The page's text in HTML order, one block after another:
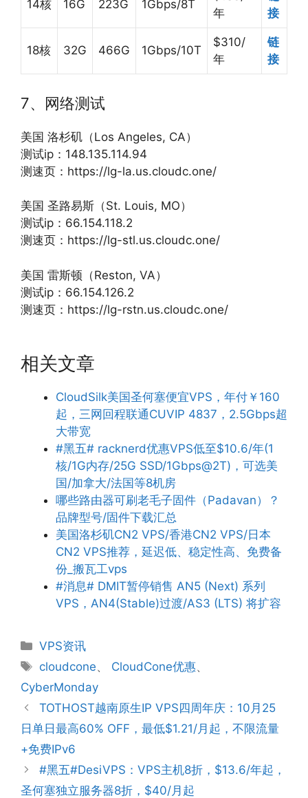
14核 16G 223G 1Gbps/8T
年
接
18核 32G 466G 1Gbps/10T
$310/
年
链
接
7、网络测试
美国 洛杉矶（Los Angeles, CA）
测试ip：148.135.114.94
测速页：https://lg-la.us.cloudc.one/
美国 圣路易斯（St. Louis, MO）
测试ip：66.154.118.2
测速页：https://lg-stl.us.cloudc.one/
美国 雷斯顿（Reston, VA）
测试ip：66.154.126.2
测速页：https://lg-rstn.us.cloudc.one/
相关文章
CloudSilk美国圣何塞便宜VPS，年付￥160
起，三网回程联通CUVIP 4837，2.5Gbps超
大带宽
#黑五# racknerd优惠VPS低至$10.6/年(1
核/1G内存/25G SSD/1Gbps@2T)，可选美
国/加拿大/法国等8机房
哪些路由器可刷老毛子固件（Padavan）？
品牌型号/固件下载汇总
美国洛杉矶CN2 VPS/香港CN2 VPS/日本
CN2 VPS推荐，延迟低、稳定性高、免费备
份_搬瓦工vps
#消息# DMIT暂停销售 AN5 (Next) 系列
VPS，AN4(Stable)过渡/AS3 (LTS) 将扩容
分
类
VPS资讯
标
签
cloudcone、 CloudCone优惠、
CyberMonday
TOTHOST越南原生IP VPS四周年庆：10月25
日单日最高60% OFF，最低$1.21/月起，不限流量
+免费IPv6
#黑五#DesiVPS：VPS主机8折，$13.6/年起，
圣何塞独立服务器8折，$40/月起